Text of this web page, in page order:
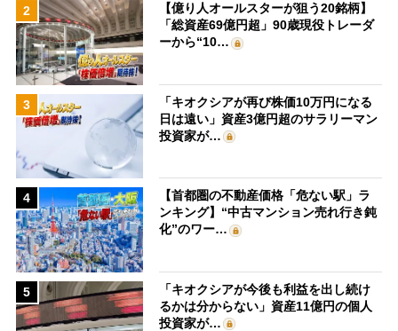
2
【億り人オールスターが狙う20銘柄】
「総資産69億円超」90歳現役トレーダ
ーから“10…
3
「キオクシアが再び株価10万円になる
日は遠い」資産3億円超のサラリーマン
投資家が…
4
【首都圏の不動産価格「危ない駅」ラ
ンキング】“中古マンション売れ行き鈍
化”のワー…
5
「キオクシアが今後も利益を出し続け
るかは分からない」資産11億円の個人
投資家が…